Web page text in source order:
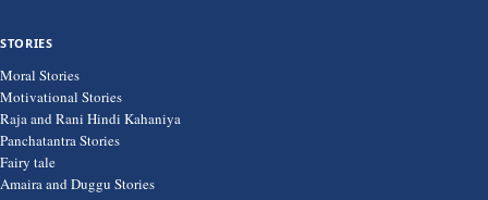
STORIES
Moral Stories
Motivational Stories
Raja and Rani Hindi Kahaniya
Panchatantra Stories
Fairy tale
Amaira and Duggu Stories